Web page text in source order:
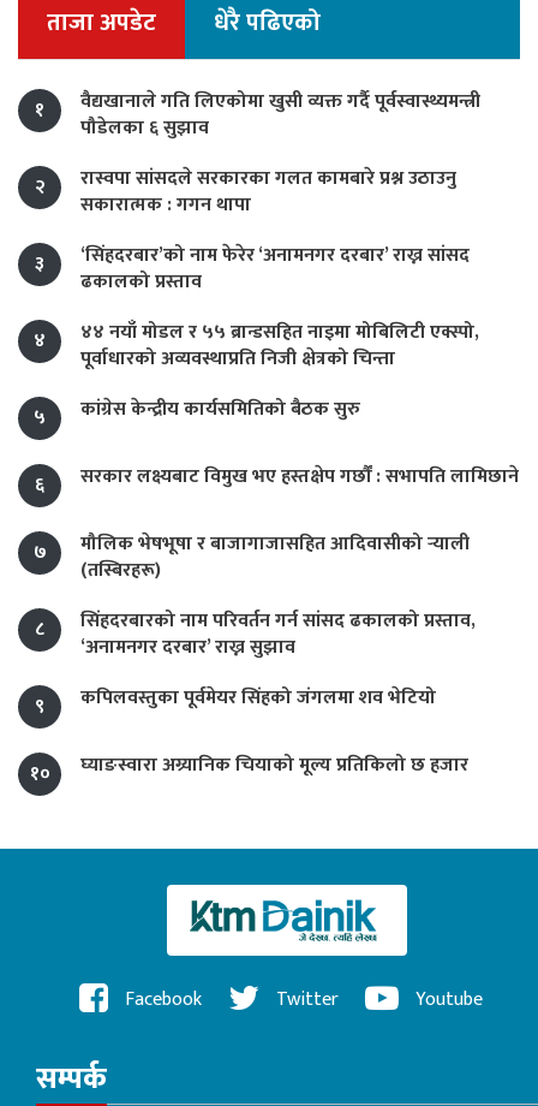
ताजा अपडेट धेरै पढिएको
१
वैद्यखानाले गति लिएकोमा खुसी व्यक्त गर्दै पूर्वस्वास्थ्यमन्त्री
पौडेलका ६ सुझाव
२
रास्वपा सांसदले सरकारका गलत कामबारे प्रश्न उठाउनु
सकारात्मक : गगन थापा
३
‘सिंहदरबार’को नाम फेरेर ‘अनामनगर दरबार’ राख्न सांसद
ढकालको प्रस्ताव
४
४४ नयाँ मोडल र ५५ ब्रान्डसहित नाइमा मोबिलिटी एक्स्पो,
पूर्वाधारको अव्यवस्थाप्रति निजी क्षेत्रको चिन्ता
५
कांग्रेस केन्द्रीय कार्यसमितिको बैठक सुरु
६ सरकार लक्ष्यबाट विमुख भए हस्तक्षेप गर्छौं : सभापति लामिछाने
७
मौलिक भेषभूषा र बाजागाजासहित आदिवासीको र्‍याली
(तस्बिरहरू)
८
सिंहदरबारको नाम परिवर्तन गर्न सांसद ढकालको प्रस्ताव,
‘अनामनगर दरबार’ राख्न सुझाव
९
कपिलवस्तुका पूर्वमेयर सिंहको जंगलमा शव भेटियो
१० घ्याङस्वारा अग्र्यानिक चियाको मूल्य प्रतिकिलो छ हजार
Facebook Twitter Youtube
सम्पर्क